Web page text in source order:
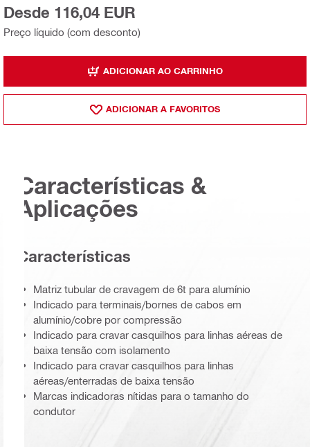
Preço líquido (com desconto)
Desde 116,04 EUR
ADICIONAR AO CARRINHO
ADICIONAR A FAVORITOS
Características &
Aplicações
Características
Matriz tubular de cravagem de 6t para alumínio
Indicado para terminais/bornes de cabos em
alumínio/cobre por compressão
Indicado para cravar casquilhos para linhas aéreas de
baixa tensão com isolamento
Indicado para cravar casquilhos para linhas
aéreas/enterradas de baixa tensão
Marcas indicadoras nítidas para o tamanho do
condutor